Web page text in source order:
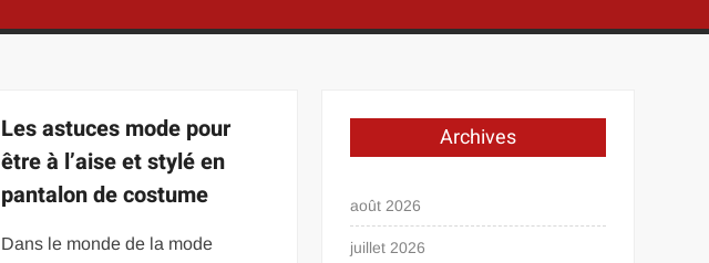
Les astuces mode pour
être à l’aise et stylé en
pantalon de costume
Dans le monde de la mode
Archives
août 2026
juillet 2026